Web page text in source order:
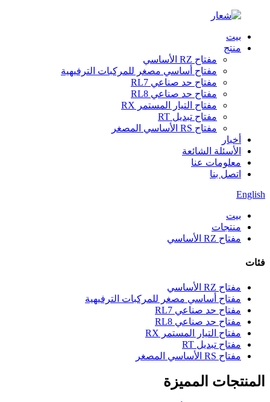
بيت
منتج
مفتاح RZ الأساسي
مفتاح أساسي مصغر للمركبات الترفيهية
مفتاح حد صناعي RL7
مفتاح حد صناعي RL8
مفتاح التيار المستمر RX
مفتاح تبديل RT
مفتاح RS الأساسي المصغر
أخبار
الأسئلة الشائعة
معلومات عنا
اتصل بنا
English
بيت
منتجات
مفتاح RZ الأساسي
فئات
مفتاح RZ الأساسي
مفتاح أساسي مصغر للمركبات الترفيهية
مفتاح حد صناعي RL7
مفتاح حد صناعي RL8
مفتاح التيار المستمر RX
مفتاح تبديل RT
مفتاح RS الأساسي المصغر
المنتجات المميزة